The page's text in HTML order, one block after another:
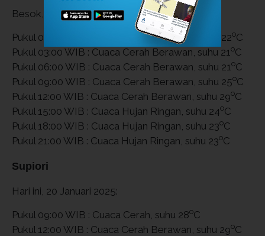
Besok, 21 Januari 2025:
Pukul 00:00 WIB : Cuaca Cerah Berawan, suhu 22oC
Pukul 03:00 WIB : Cuaca Cerah Berawan, suhu 21 oC
Pukul 06:00 WIB : Cuaca Cerah Berawan, suhu 21 oC
Pukul 09:00 WIB : Cuaca Cerah Berawan, suhu 25oC
Pukul 12:00 WIB : Cuaca Cerah Berawan, suhu 29oC
Pukul 15:00 WIB : Cuaca Hujan Ringan, suhu 24oC
Pukul 18:00 WIB : Cuaca Hujan Ringan, suhu 23oC
Pukul 21:00 WIB : Cuaca Hujan Ringan, suhu 23oC
Supiori
Hari ini, 20 Januari 2025:
Pukul 09:00 WIB : Cuaca Cerah, suhu 28oC
Pukul 12:00 WIB : Cuaca Cerah Berawan, suhu 29oC